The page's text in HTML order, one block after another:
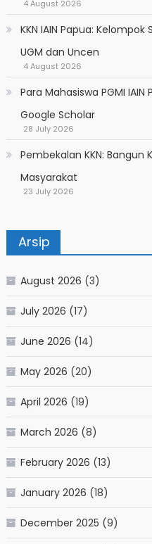
4 August 2026
KKN IAIN Papua:
UGM dan Uncen
4 August 2026
Para Mahasiswa PGMI
Google Scholar
28 July 2026
Pembekalan KKN:
Masyarakat
23 July 2026
Arsip
August 2026 (3)
July 2026 (17)
June 2026 (14)
May 2026 (20)
April 2026 (19)
March 2026 (8)
February 2026 (13)
January 2026 (18)
December 2025 (9)